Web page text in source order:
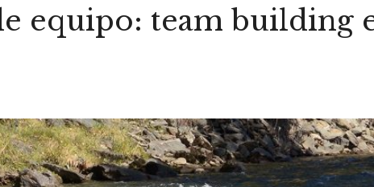
equipo: team building